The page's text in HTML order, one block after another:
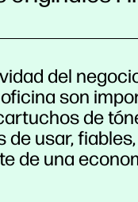
del
son
de
de usar,
de una